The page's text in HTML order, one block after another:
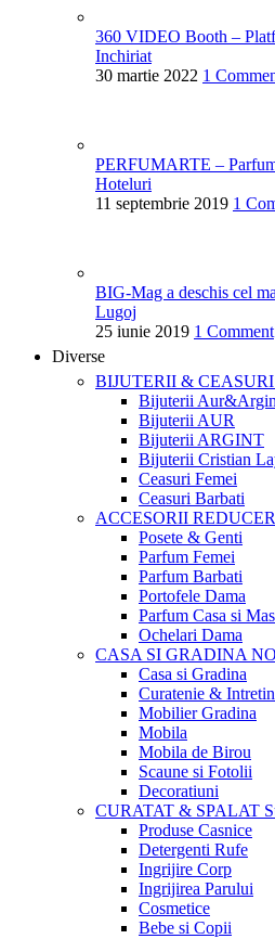
360 VIDEO Booth –
Inchiriat
30 martie 2022 1
PERFUMARTE –
Hoteluri
11 septembrie 2019 1
BIG-Mag a deschis cel
Lugoj
25 iunie 2019 1 Comment
Diverse
BIJUTERII & CEASURI
Bijuterii
Bijuterii AUR
Bijuterii ARGINT
Bijuterii Cristian
Ceasuri Femei
Ceasuri Barbati
ACCESORII
Posete & Genti
Parfum Femei
Parfum Barbati
Portofele Dama
Parfum Casa si
Ochelari Dama
CASA SI GRADINA
Casa si Gradina
Curatenie &
Mobilier Gradina
Mobila
Mobila de Birou
Scaune si Fotolii
Decoratiuni
CURATAT & SPALAT
Produse Casnice
Detergenti Rufe
Ingrijire Corp
Ingrijirea Parului
Cosmetice
Bebe si Copii